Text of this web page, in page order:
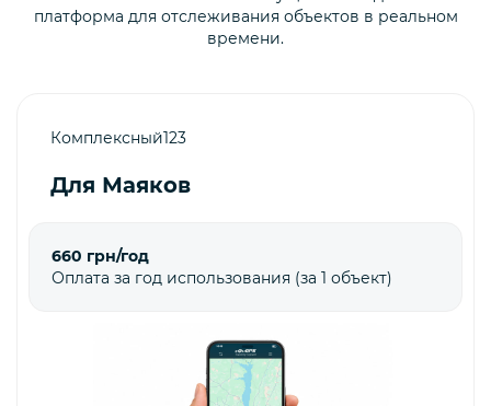
платформа для отслеживания объектов в реальном
времени.
Комплексный123
Для Маяков
660 грн/год
Оплата за год использования (за 1 объект)